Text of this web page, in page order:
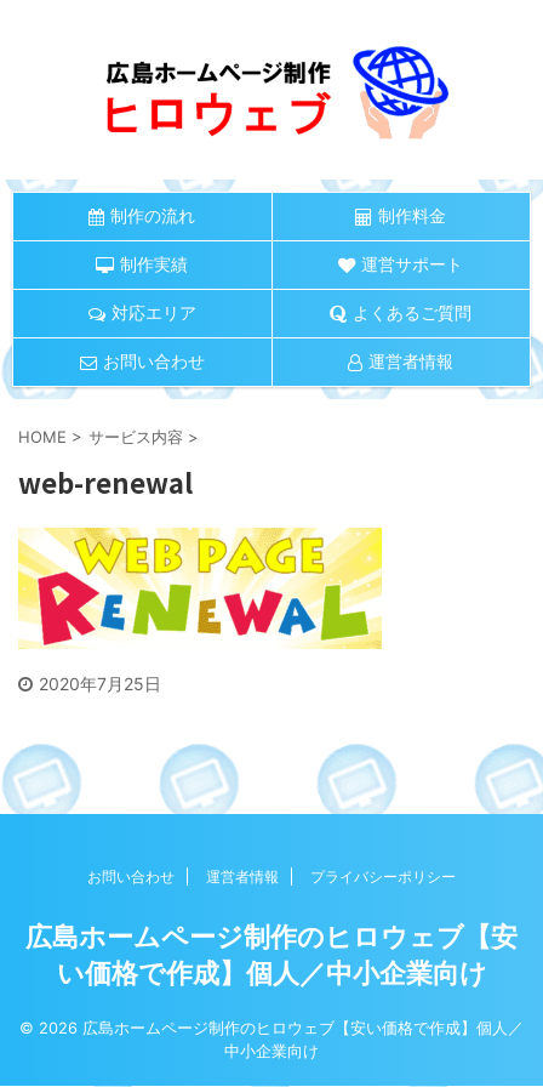
制作の流れ 制作料金
制作実績 運営サポート
対応エリア よくあるご質問
お問い合わせ 運営者情報
HOME > サービス内容 >
web-renewal
2020年7月25日
お問い合わせ 運営者情報 プライバシーポリシー
広島ホームページ制作のヒロウェブ【安
い価格で作成】個人／中小企業向け
© 2026 広島ホームページ制作のヒロウェブ【安い価格で作成】個人／
中小企業向け